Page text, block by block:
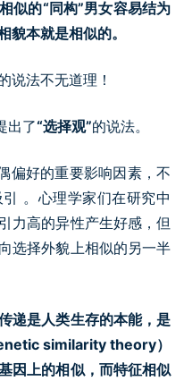
似的“同构”男女容易结为
貌本就是相似的。
说法不无道理！
出了“选择观”的说法。
偏好的重要影响因素，不
。心理学家们在研究中
力高的异性产生好感，但
选择外貌上相似的另一半
递是人类生存的本能，是
similarity theory）
因上的相似，而特征相似